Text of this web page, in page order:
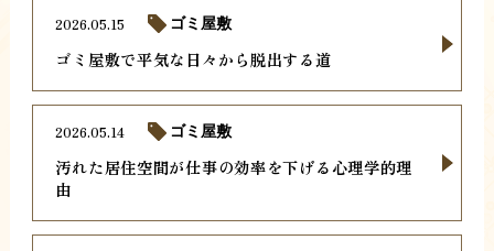
ゴミ屋敷で平気な日々から脱出する道
2026.05.15 ゴミ屋敷
汚れた居住空間が仕事の効率を下げる心理学的理
由
2026.05.14 ゴミ屋敷